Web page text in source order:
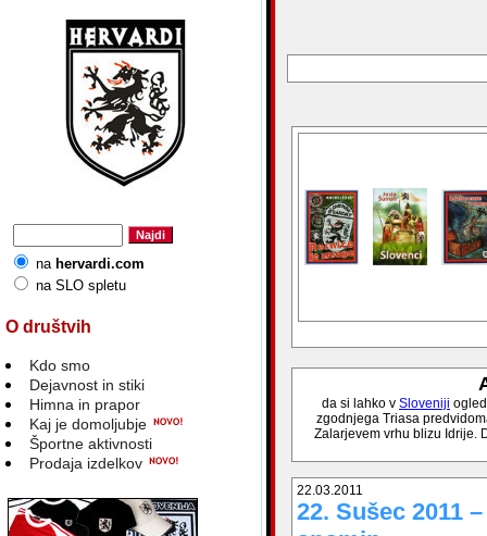
na hervardi.com
na SLO spletu
O društvih
Kdo smo
Dejavnost in stiki
Himna in prapor
Kaj je domoljubje
Športne aktivnosti
Prodaja izdelkov
da si lahko v Sloveniji
zgodnjega Triasa
Zalarjevem vrhu blizu Idrije.
22.03.2011
22. Sušec 2011